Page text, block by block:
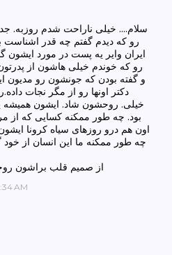
سلام.... خیلی ناراحت شدم روزبه.
رو که دیدم گفتم چه قدر اشناست
ایران وایر یه پست در مورد ایشون
رو که خوندم خیلی هاشون از
و گفته بودن که جونشون رو مدیون
دکتر اونها رو از مگر نجات
خیلی. روحشون شاد. ایشون همیشه
بود. چه طور ممکنه کسایی که از
اون هم درو روزهای سیاه کرونا
چه طور ممکنه ما این انسان از
از صمیم قلب براشون
AM